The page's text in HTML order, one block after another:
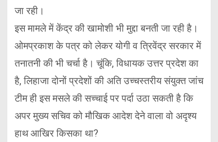
जा रही।
इस मामले में केंद्र की खामोशी भी मुद्दा बनती जा रही है।
ओमप्रकाश के पत्र को लेकर योगी व त्रिवेंद्र सरकार में
तनातनी की भी चर्चा है। चूंकि, विधायक उत्तर प्रदेश का
है, लिहाजा दोनों प्रदेशों की अति उच्चस्तरीय संयुक्त जांच
टीम ही इस मसले की सच्चाई पर पर्दा उठा सकती है कि
अपर मुख्य सचिव को मौखिक आदेश देने वाला वो अदृश्य
हाथ आखिर किसका था?